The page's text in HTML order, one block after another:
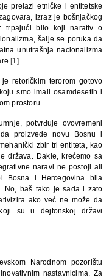
prelazi etničke i entitetske
izraz je bošnjačkog
trpajući bilo koji narativ o
šalje se poruka da
unutrašnja nacionalizma
[1]
retoričkim terorom gotovo
smo imali osamdesetih i
prostoru.
potvrđuje ovovremeni
proizvede novu Bosnu i
zbir tri entiteta, kao
država. Dakle, krećemo sa
naravi ne postoji ali
Bosna i Hercegovina bila
No, baš tako je sada i zato
ako već ne može da
su u dejtonskoj državi
Narodnom pozorištu
nastavnicima. Za